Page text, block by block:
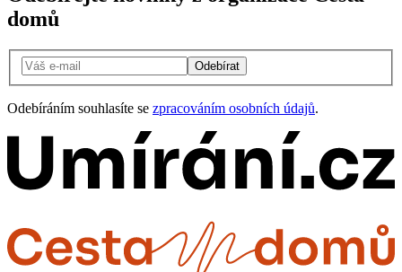
domů
Odebírat
Odebíráním souhlasíte se zpracováním osobních údajů.